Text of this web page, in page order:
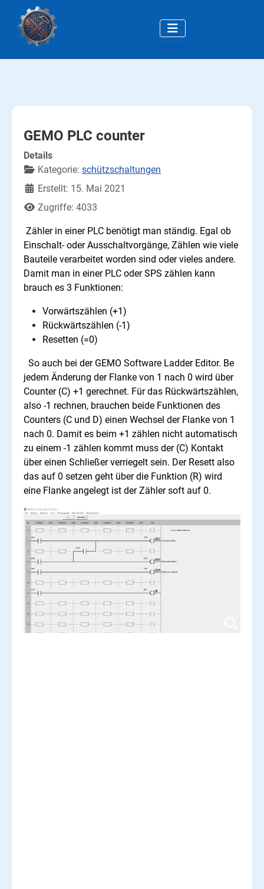
GEMO PLC counter
Details
Kategorie: schützschaltungen
Erstellt: 15. Mai 2021
Zugriffe: 4033
Zähler in einer PLC benötigt man ständig. Egal ob
Einschalt- oder Ausschaltvorgänge, Zählen wie viele
Bauteile verarbeitet worden sind oder vieles andere.
Damit man in einer PLC oder SPS zählen kann
brauch es 3 Funktionen:
Vorwärtszählen (+1)
Rückwärtszählen (-1)
Resetten (=0)
So auch bei der GEMO Software Ladder Editor. Be
jedem Änderung der Flanke von 1 nach 0 wird über
Counter (C) +1 gerechnet. Für das Rückwärtszählen,
also -1 rechnen, brauchen beide Funktionen des
Counters (C und D) einen Wechsel der Flanke von 1
nach 0. Damit es beim +1 zählen nicht automatisch
zu einem -1 zählen kommt muss der (C) Kontakt
über einen Schließer verriegelt sein. Der Resett also
das auf 0 setzen geht über die Funktion (R) wird
eine Flanke angelegt ist der Zähler soft auf 0.